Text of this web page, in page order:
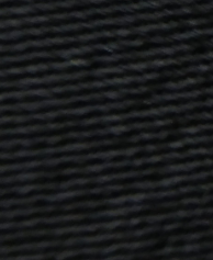
別）